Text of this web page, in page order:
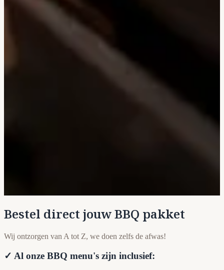
Bestel direct jouw BBQ pakket
Wij ontzorgen van A tot Z, we doen zelfs de afwas!
✓ Al onze BBQ menu's zijn inclusief: